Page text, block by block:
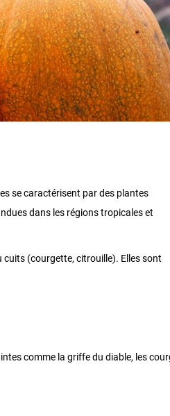
se caractérisent par des plantes
dans les régions tropicales et
(courgette, citrouille). Elles sont
comme la griffe du diable, les